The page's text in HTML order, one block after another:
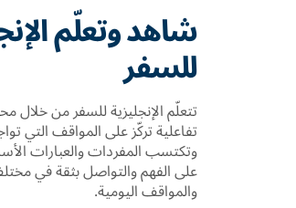
شاهد وتعلّم
للسفر
تتعلّم الإنجليزية للسفر من
تفاعلية تركّز على المواقف التي
وتكتسب المفردات والعبارات
على الفهم والتواصل بثقة في
والمواقف اليومية.